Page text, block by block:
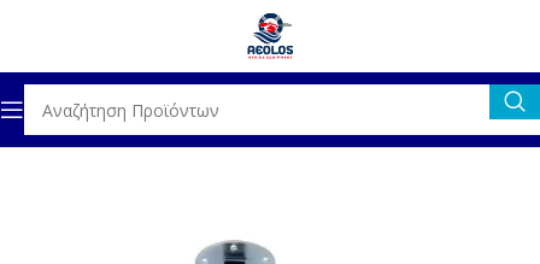
Αρχική σελίδα ΝΑΥΣΙΠΛΟΪΑ